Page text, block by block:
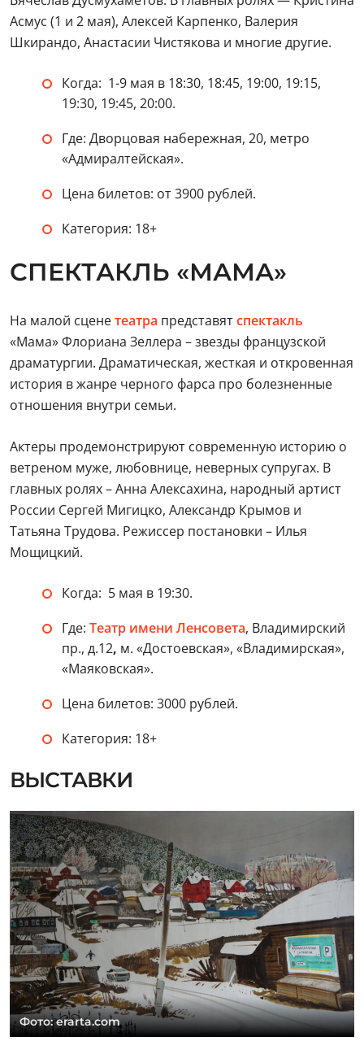
Асмус (1 и 2 мая), Алексей Карпенко, Валерия
Шкирандо, Анастасии Чистякова и многие другие.
Когда: 1-9 мая в 18:30, 18:45, 19:00, 19:15,
19:30, 19:45, 20:00.
Где: Дворцовая набережная, 20, метро
«Адмиралтейская».
Цена билетов: от 3900 рублей.
Категория: 18+
СПЕКТАКЛЬ «МАМА»
На малой сценетеатра представятспектакль
«Мама» Флориана Зеллера – звезды французской
драматургии. Драматическая, жесткая и откровенная
история в жанре черного фарса про болезненные
отношения внутри семьи.
Актеры продемонстрируют современную историю о
ветреном муже, любовнице, неверных супругах. В
главных ролях – Анна Алексахина, народный артист
России Сергей Мигицко, Александр Крымов и
Татьяна Трудова. Режиссер постановки – Илья
Мощицкий.
Когда: 5 мая в 19:30.
Где: Театр имени Ленсовета, Владимирский
пр., д.12, м. «Достоевская», «Владимирская»,
«Маяковская».
Цена билетов: 3000 рублей.
Категория: 18+
ВЫСТАВКИ
Фото: erarta.com